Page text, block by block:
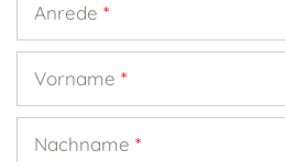
Anrede *
Vorname *
Nachname *